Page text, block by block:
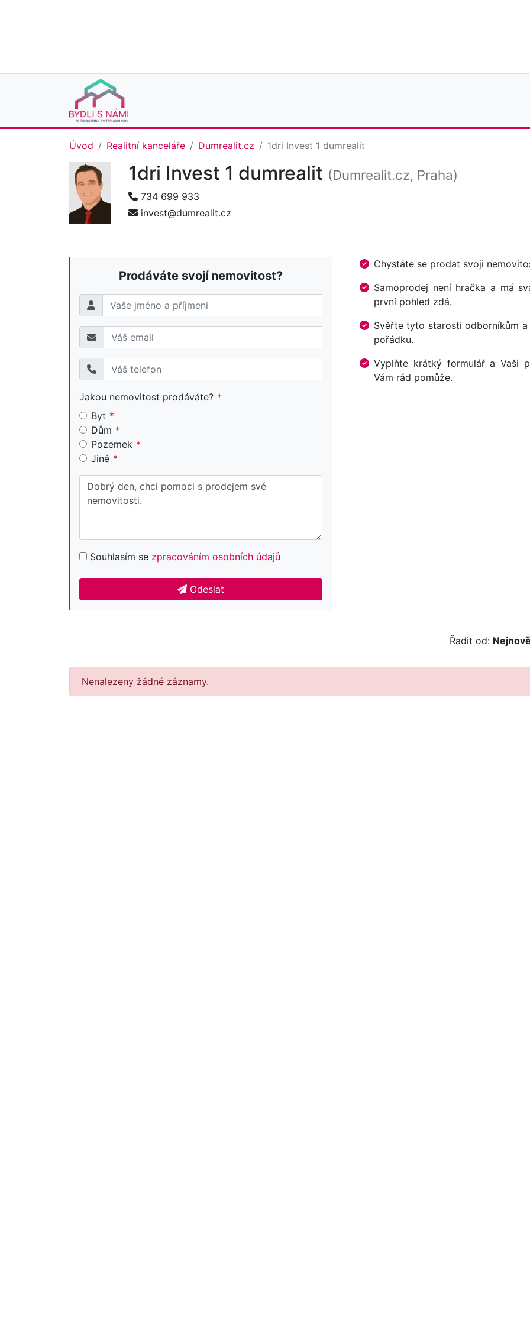
Úvod Realitní kanceláře Dumrealit.cz 1dri Invest 1 dumrealit
1dri Invest 1 dumrealit (Dumrealit.cz, Praha)
734 699 933
invest@dumrealit.cz
Prodáváte svojí nemovitost?
Jakou nemovitost prodáváte?
Byt
Dům
Pozemek
Jiné
Souhlasím se zpracováním osobních údajů
Odeslat
Chystáte se prodat svoji
Samoprodej není hračka a má
první pohled zdá.
Svěřte tyto starosti odborníkům
pořádku.
Vyplňte krátký formulář a Vaši
Vám rád pomůže.
Řadit od:
Nenalezeny žádné záznamy.